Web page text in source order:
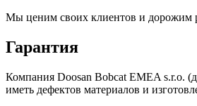
Мы ценим своих клиентов и дорожим
Гарантия
Компания Doosan Bobcat EMEA s.r.o.
иметь дефектов материалов и